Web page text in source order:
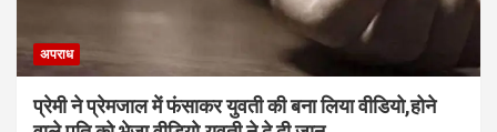
अपराध
प्रेमी ने प्रेमजाल में फंसाकर युवती की बना लिया वीडियो,होने